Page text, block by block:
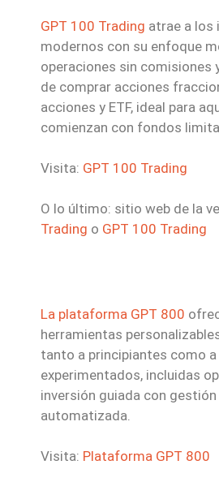
GPT 100 Trading atrae a los
modernos con su enfoque
operaciones sin comisiones
de comprar acciones
acciones y ETF, ideal para
comienzan con fondos
Visita: GPT 100 Trading
O lo último: sitio web de la
Trading o GPT 100 Trading
La plataforma GPT 800
herramientas
tanto a principiantes como
experimentados, incluidas
inversión guiada con
automatizada.
Visita: Plataforma GPT 800